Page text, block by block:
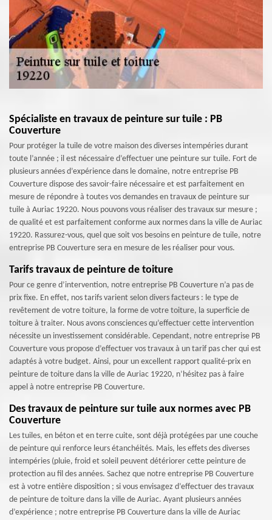
Spécialiste en travaux de peinture sur tuile : PB
Couverture
Pour protéger la tuile de votre maison des diverses intempéries durant
toute l’année ; il est nécessaire d’effectuer une peinture sur tuile. Fort de
plusieurs années d’expérience dans le domaine, notre entreprise PB
Couverture dispose des savoir-faire nécessaire et est parfaitement en
mesure de répondre à toutes vos demandes en travaux de peinture sur
tuile à Auriac 19220. Nous pouvons vous réaliser des travaux sur mesure ;
de qualité et est parfaitement conforme aux normes dans la ville de Auriac
19220. Rassurez-vous, quel que soit vos besoins en peinture de tuile, notre
entreprise PB Couverture sera en mesure de les réaliser pour vous.
Tarifs travaux de peinture de toiture
Pour ce genre d’intervention, notre entreprise PB Couverture n’a pas de
prix fixe. En effet, nos tarifs varient selon divers facteurs : le type de
revêtement de votre toiture, la forme de votre toiture, la superficie de
toiture à traiter. Nous avons consciences qu’effectuer cette intervention
nécessite un investissement considérable. Cependant, notre entreprise PB
Couverture vous propose d’effectuer vos travaux à un tarif pas cher qui est
adaptés à votre budget. Ainsi, pour un excellent rapport qualité-prix en
peinture de toiture dans la ville de Auriac 19220, n’hésitez pas à faire
appel à notre entreprise PB Couverture.
Des travaux de peinture sur tuile aux normes avec PB
Couverture
Les tuiles, en béton et en terre cuite, sont déjà protégées par une couche
de peinture qui renforce leurs étanchéités. Mais, les effets des diverses
intempéries (pluie, froid et soleil peuvent détériorer cette peinture de
protection au fil des années. Sachez que notre entreprise PB Couverture
est à votre entière disposition ; si vous envisagez d’effectuer des travaux
de peinture de toiture dans la ville de Auriac. Ayant plusieurs années
d’expérience ; notre entreprise PB Couverture dans la ville de Auriac